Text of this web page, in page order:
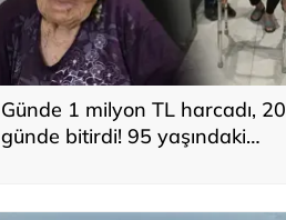
Günde 1 milyon TL harcadı, 20
günde bitirdi! 95 yaşındaki